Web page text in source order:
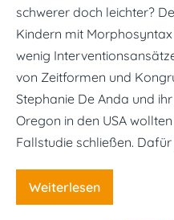
schwerer doch leichter?
Kindern mit
wenig
von Zeitformen und
Stephanie De Anda und
Oregon in den USA
Fallstudie schließen.
Weiterlesen
#68
Ist